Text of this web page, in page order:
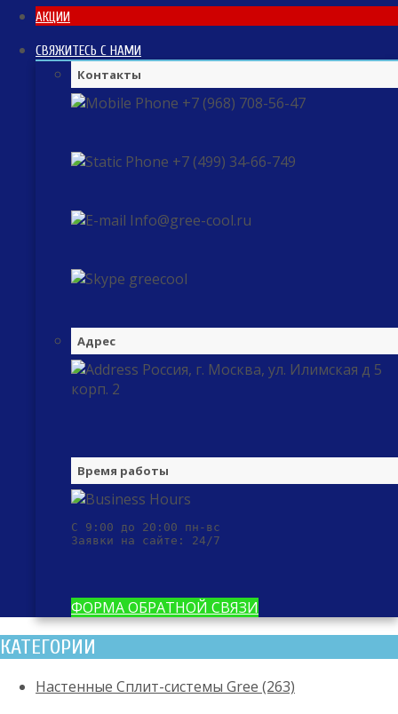
АКЦИИ
СВЯЖИТЕСЬ С НАМИ
Контакты
+7 (968) 708-56-47
+7 (499) 34-66-749
Info@gree-cool.ru
greecool
Адрес
Россия, г. Москва, ул. Илимская д 5
корп. 2
Время работы
С 9:00 до 20:00 пн-вс
Заявки на сайте: 24/7
ФОРМА ОБРАТНОЙ СВЯЗИ
КАТЕГОРИИ
Настенные Сплит-системы Gree (263)